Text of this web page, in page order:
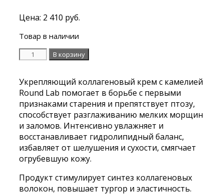
Цена: 2 410 руб.
Товар в наличии
Количество
Укрепляющий
крем
с
камелией
Round
Lab
Camellia
Deep
Collagen
Firming
Cream
В корзину
Укрепляющий коллагеновый крем с камелией
Round Lab помогает в борьбе с первыми
признаками старения и препятствует птозу,
способствует разглаживанию мелких морщин
и заломов. Интенсивно увлажняет и
восстанавливает гидролипидный баланс,
избавляет от шелушения и сухости, смягчает
огрубевшую кожу.
Продукт стимулирует синтез коллагеновых
волокон, повышает тургор и эластичность.